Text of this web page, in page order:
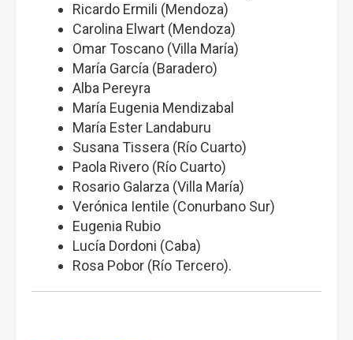
Ricardo Ermili (Mendoza)
Carolina Elwart (Mendoza)
Omar Toscano (Villa María)
María García (Baradero)
Alba Pereyra
María Eugenia Mendizabal
María Ester Landaburu
Susana Tissera (Río Cuarto)
Paola Rivero (Río Cuarto)
Rosario Galarza (Villa María)
Verónica Ientile (Conurbano Sur)
Eugenia Rubio
Lucía Dordoni (Caba)
Rosa Pobor (Río Tercero).